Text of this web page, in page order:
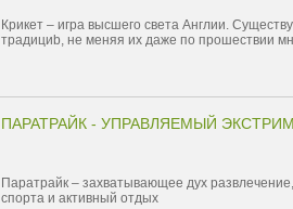
Крикет – игра высшего света Англии.
традициb, не меняя их даже по прошествии
ПАРАТРАЙК - УПРАВЛЯЕМЫЙ
Паратрайк – захватывающее дух
спорта и активный отдых